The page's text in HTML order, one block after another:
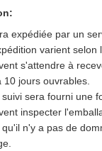
expédiée par un
varient selon
s'attendre à
10 jours ouvrables.
sera fourni une
inspecter
n'y a pas de